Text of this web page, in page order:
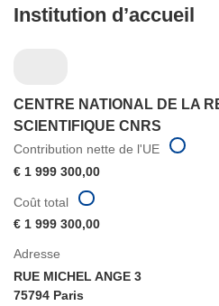
Institution d’accueil
CENTRE NATIONAL DE LA
SCIENTIFIQUE CNRS
Contribution nette de l'UE
€ 1 999 300,00
Adresse
RUE MICHEL ANGE 3
75794 Paris
Coût total
€ 1 999 300,00